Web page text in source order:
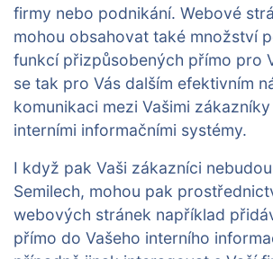
firmy nebo podnikání. Webové
mohou obsahovat také množství
funkcí přizpůsobených přímo pro
se tak pro Vás dalším efektivním
komunikaci mezi Vašimi zákazníky
interními informačními systémy.
I když pak Vaši zákazníci
Semilech, mohou pak
webových stránek například
přímo do Vašeho interního